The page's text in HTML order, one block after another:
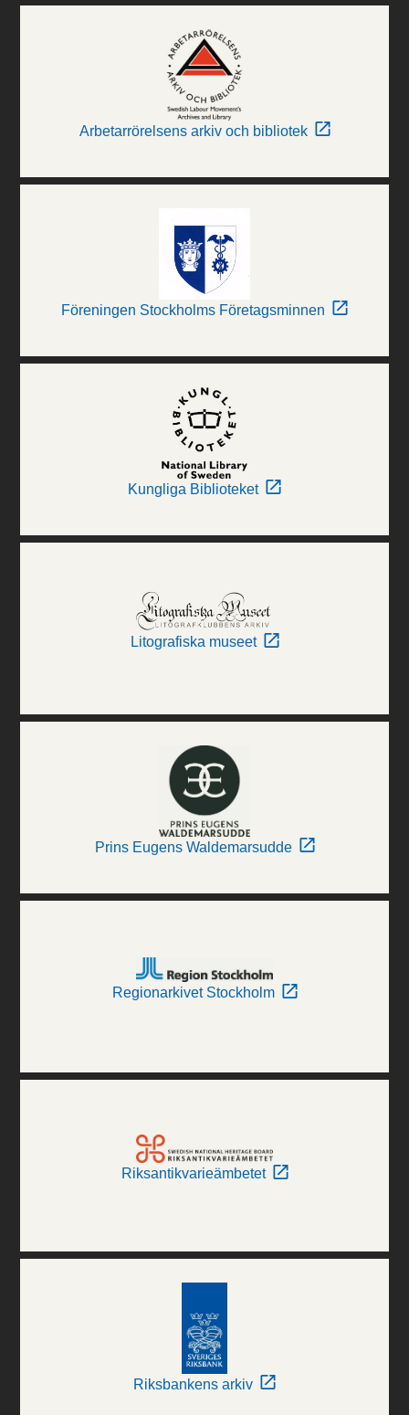
Arbetarrörelsens arkiv och bibliotek
Föreningen Stockholms Företagsminnen
Kungliga Biblioteket
Litografiska museet
Prins Eugens Waldemarsudde
Regionarkivet Stockholm
Riksantikvarieämbetet
Riksbankens arkiv